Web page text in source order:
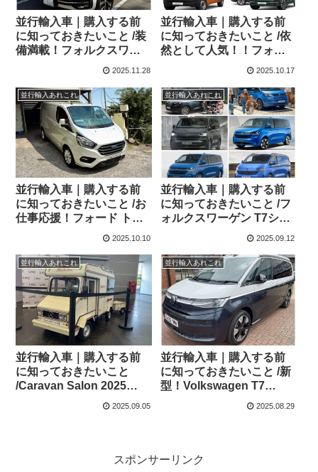
並行輸入車｜購入する前
に知っておきたいこと /装
備満載！フォルクスワー
ゲン T6.1マルチバンを長
ていただきました！
2025.11.28
並行輸入車｜購入する前
に知っておきたいこと /依
然として人気！！フォル
クスワーゲン T6.1シリー
2025.10.17
並行輸入あれこれ
並行輸入車｜購入する前
に知っておきたいこと /お
仕事応援！フォード トラ
ンジットカスタム パネル
納車させていただきまし
た！
2025.10.10
並行輸入あれこれ
並行輸入車｜購入する前
に知っておきたいこと /フ
ォルクスワーゲン T7シリ
ーズの説明記事が揃いま
2025.09.12
並行輸入あれこれ
並行輸入車｜購入する前
に知っておきたいこと
/Caravan Salon 2025
Düsseldorf(キャラバンサ
2025.09.05
並行輸入あれこれ
並行輸入車｜購入する前
に知っておきたいこと /新
型！Volkswagen T7
California 2.0 TDI Ocean
2025.08.29
スポンサーリンク